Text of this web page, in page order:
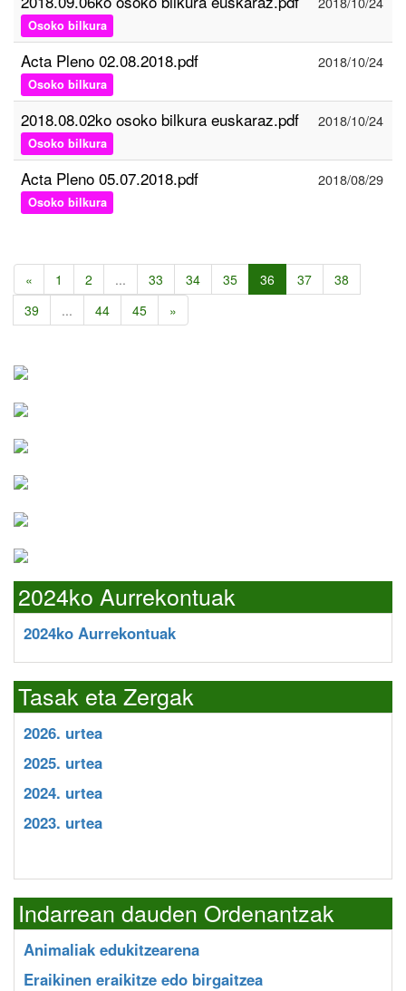
Osoko bilkura
Acta Pleno 02.08.2018.pdf
Osoko bilkura
2018/10/24
2018.08.02ko osoko bilkura euskaraz.pdf
Osoko bilkura
2018/10/24
Acta Pleno 05.07.2018.pdf
Osoko bilkura
2018/08/29
« 1 2 ... 33 34 35 36 37
38
39
... 44 45 »
2024ko Aurrekontuak
2024ko Aurrekontuak
Tasak eta Zergak
2026. urtea
2025. urtea
2024. urtea
2023. urtea
Indarrean dauden Ordenantzak
Animaliak edukitzearena
Eraikinen eraikitze edo birgaitzea